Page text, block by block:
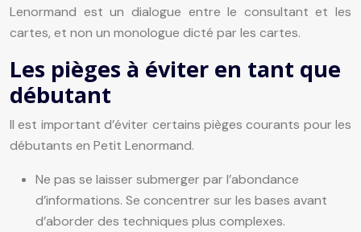
Lenormand est un dialogue entre le consultant et les
cartes, et non un monologue dicté par les cartes.
Les pièges à éviter en tant que
débutant
Il est important d’éviter certains pièges courants pour les
débutants en Petit Lenormand.
Ne pas se laisser submerger par l’abondance
d’informations. Se concentrer sur les bases avant
d’aborder des techniques plus complexes.